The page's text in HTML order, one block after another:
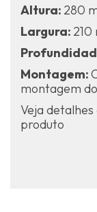
Altura: 280
Largura: 210
Montagem:
montagem
Veja
produto